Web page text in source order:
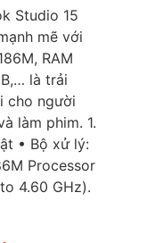
Studio 15
mẽ với
RAM
là trải
cho người
làm phim. 1.
• Bộ xử lý:
Processor
4.60 GHz).